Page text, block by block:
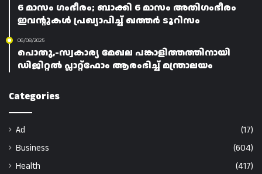
6 മാസം ഗംഭീരം; ബാക്കി 6 മാസം അതിഗംഭീരം
ഇവന്റുകൾ പ്രഖ്യാപിച്ച് ഖത്തർ ടൂറിസം
06/08/2025
പൊതു,-സ്വകാര്യ മേഖല പങ്കാളിത്തത്തിനായി
ഡിജിറ്റൽ പ്ലാറ്റ്‌ഫോം ആരംഭിച്ച് മന്ത്രാലയം
Categories
Ad
(17)
Business
(604)
Health
(417)